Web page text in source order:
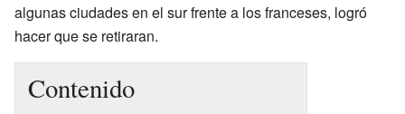
algunas ciudades en el sur frente a los franceses, logró
hacer que se retiraran.
Contenido